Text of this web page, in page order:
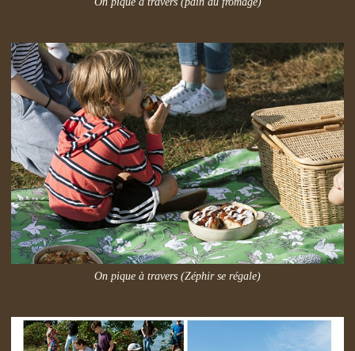
On pique à travers (Zéphir se régale)